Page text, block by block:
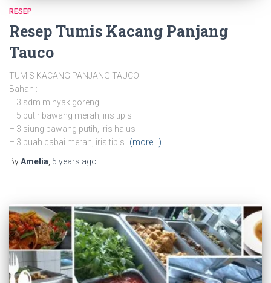
RESEP
Resep Tumis Kacang Panjang
Tauco
TUMIS KACANG PANJANG TAUCO
Bahan :
– 3 sdm minyak goreng
– 5 butir bawang merah, iris tipis
– 3 siung bawang putih, iris halus
– 3 buah cabai merah, iris tipis
(more…)
ByAmelia 5 years ago